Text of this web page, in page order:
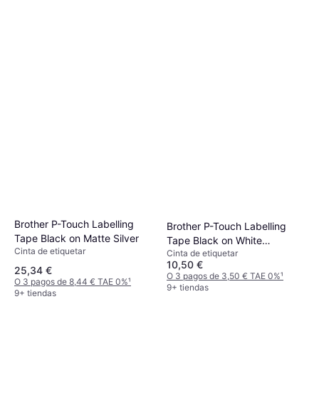
Brother P-Touch Labelling
Tape Black on Matte Silver
Cinta de etiquetar
25,34 €
O 3 pagos de 8,44 € TAE 0%¹
9+ tiendas
Brother P-Touch Labelling
Tape Black on White
0.9cmx8m
Cinta de etiquetar
10,50 €
O 3 pagos de 3,50 € TAE 0%¹
9+ tiendas